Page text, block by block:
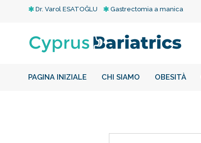
Dr. Varol ESATOĞLU Gastrectomia a manica
PAGINA INIZIALE CHI SIAMO OBESITÀ